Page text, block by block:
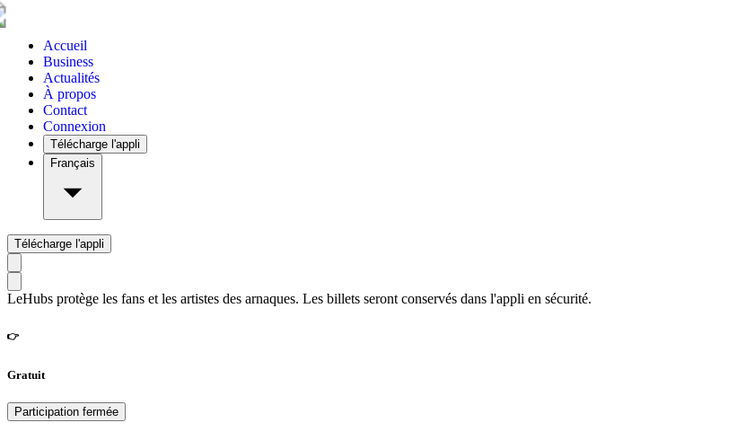
Accueil
Business
Actualités
À propos
Contact
Connexion
Télécharge l'appli
Français
Télécharge l'appli
LeHubs protège les fans et les artistes des arnaques. Les billets seront conservés dans l'appli en sécurité.
👉
Gratuit
Participation fermée